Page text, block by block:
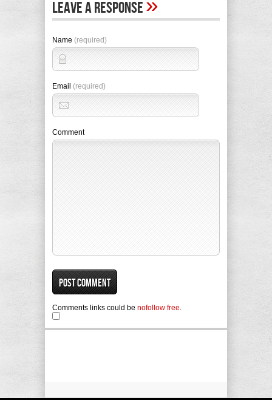
Leave A Response»
Name (required)
Email (required)
Comment
Comments links could be nofollow free.